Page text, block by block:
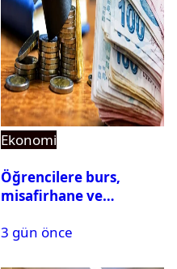
Ekonomi
Öğrencilere burs,
misafirhane ve
Başvurular başladı
3 gün önce